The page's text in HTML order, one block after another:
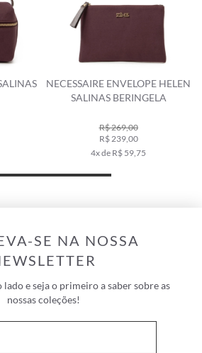
NECESSAIRE ENVELOPE HELEN
SALINAS BERINGELA
R$ 269,00
R$ 239,00
4x de R$ 59,75
SE NA NOSSA
lado e seja o primeiro a saber sobre as
nossas coleções!